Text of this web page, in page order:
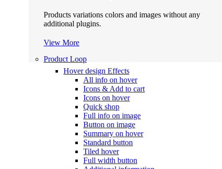
Products variations colors and images without any
additional plugins.
View More
Product Loop
Hover design Effects
All info on hover
Icons & Add to cart
Icons on hover
Quick shop
Full info on image
Button on image
Summary on hover
Standard button
Tiled hover
Full width button